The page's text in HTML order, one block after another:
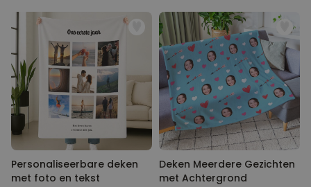
Personaliseerbare deken
met foto en tekst
Deken Meerdere Gezichten
met Achtergrond